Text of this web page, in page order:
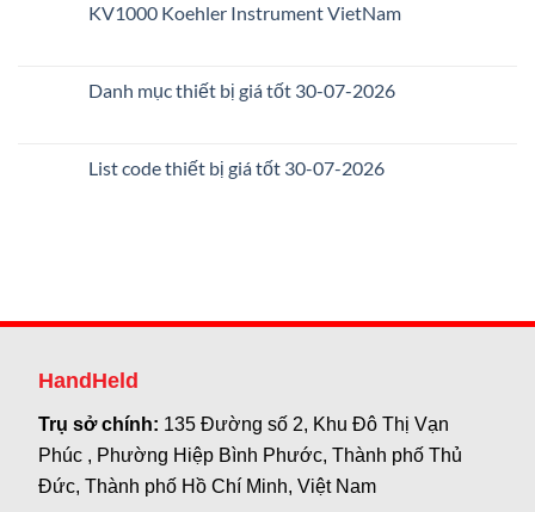
KV1000 Koehler Instrument VietNam
Danh mục thiết bị giá tốt 30-07-2026
List code thiết bị giá tốt 30-07-2026
HandHeld
Trụ sở chính: 135 Đường số 2, Khu Đô Thị Vạn
Phúc , Phường Hiệp Bình Phước, Thành phố Thủ
Đức, Thành phố Hồ Chí Minh, Việt Nam